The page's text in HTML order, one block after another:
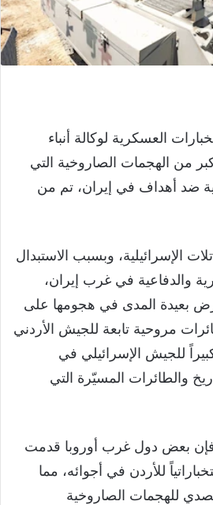
العسكرية لوكالة أنباء
من الهجمات الصاروخية التي
ضد أهداف في إيران، تم من
الإسرائيلية، وبسبب الاستبدال
والدفاعية في غرب إيران،
بعيدة المدى في هجومها على
مروحية تابعة للجيش الأردني
للجيش الإسرائيلي في
والطائرات المسيّرة التي
بعض دول غرب أوروبا قدمت
للأردن في أجوائه، مما
للهجمات الصاروخية